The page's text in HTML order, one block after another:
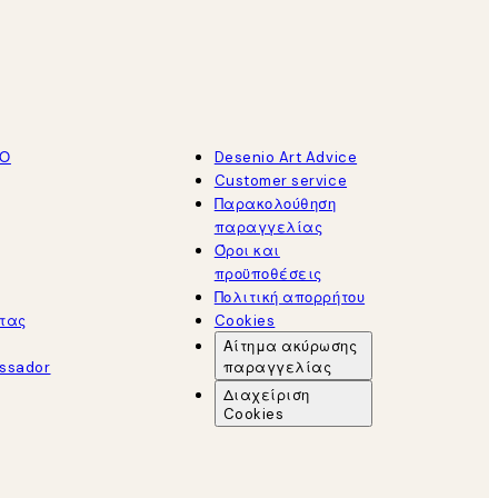
Desenio Art Advice
Customer service
Παρακολούθηση
παραγγελίας
Όροι και
προϋποθέσεις
Πολιτική απορρήτου
Cookies
Αίτημα ακύρωσης
παραγγελίας
Διαχείριση
Cookies